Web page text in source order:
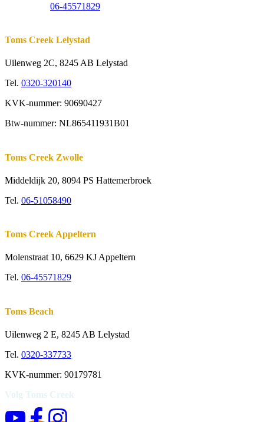
06-45571829
Toms Creek Lelystad
Uilenweg 2C, 8245 AB Lelystad
Tel. 0320-320140
KVK-nummer: 90690427
Btw-nummer: NL865411931B01
Toms Creek Zwolle
Middeldijk 20, 8094 PS Hattemerbroek
Tel. 06-51058490
Toms Creek Appeltern
Molenstraat 10, 6629 KJ Appeltern
Tel. 06-45571829
Toms Beach
Uilenweg 2 E, 8245 AB Lelystad
Tel. 0320-337733
KVK-nummer: 90179781